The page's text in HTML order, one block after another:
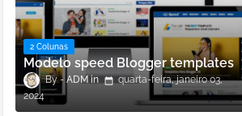
2 Colunas
Modelo speed Blogger templates
ADM
quarta-feira, janeiro 03,
2024